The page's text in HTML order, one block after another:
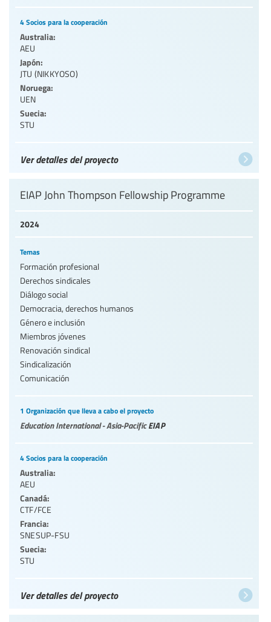
4 Socios para la cooperación
Australia:
AEU
Japón:
JTU (NIKKYOSO)
Noruega:
UEN
Suecia:
STU
Ver detalles del proyecto
2024
EIAP John Thompson Fellowship Programme
Temas
Formación profesional
Derechos sindicales
Diálogo social
Democracia, derechos humanos
Género e inclusión
Miembros jóvenes
Renovación sindical
Sindicalización
Comunicación
1 Organización que lleva a cabo el proyecto
Education International - Asia-PacificEIAP
4 Socios para la cooperación
Australia:
AEU
Canadá:
CTF/FCE
Francia:
SNESUP-FSU
Suecia:
STU
Ver detalles del proyecto